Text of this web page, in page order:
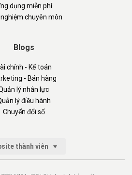
dụng miễn phí
chuyên môn
Blogs
chính - Kế toán
- Bán hàng
lý nhân lực
lý điều hành
Chuyển đổi số
thành viên